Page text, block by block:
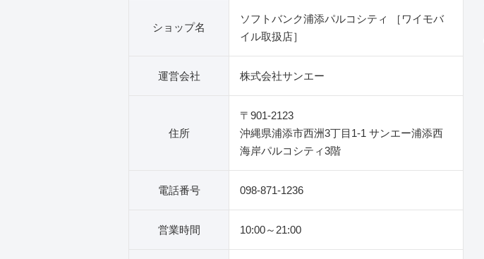
ショップ名
ソフトバンク浦添パルコシティ ［ワイモバ
イル取扱店］
運営会社 株式会社サンエー
住所
〒901-2123
沖縄県浦添市西洲3丁目1‐1 サンエー浦添西
海岸パルコシティ3階
電話番号 098-871-1236
営業時間 10:00～21:00